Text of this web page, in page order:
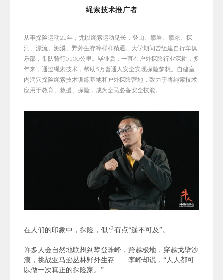
绳索技术推广者
从事探险运动22年，尤以绳索运动见长，登山、攀岩、攀冰、探
洞、漂流、溯溪、野外生存等样样精通。大学期间曾组建自行车俱
乐部，带队骑行5500公里。毕业后，一直在户外探险行业深耕，多
年来， 通过绳索技术，帮助5万普通人安全实现探险梦想。自建室
内洞穴探险绳索技术训练基地和户外探险营地，致力于将绳索技术
应用于教育、救援、探险，成为全民必备安全技能。
在人们的印象中，探险，似乎有点“遥不可及”。
许多人会自然地联想到攀登珠峰，跨越极地，穿越戈壁沙
漠，挑战亚马逊丛林野外生存……李峰却说，“人人都可
以做一次真正的探险家。”